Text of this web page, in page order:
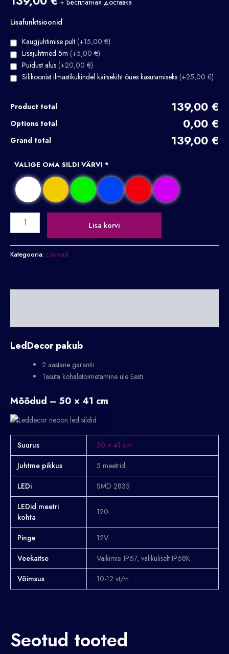
Lisafunktsioonid
Kaugjuhtimise pult (+15,00 €)
Lisajuhtmed 5m (+5,00 €)
Puidust alus (+20,00 €)
Silikoonist ilmastikukindel kaitsekiht õues kasutamiseks (+25,00 €)
Product total 139,00 €
Options total 0,00 €
Grand total 139,00 €
VALIGE OMA SILDI VÄRVI *
Lisa korvi
Kategooria: Loomad
LedDecor pakub
2 aastane garantii
Tasuta kohaletoimetamine üle Eesti
Mõõdud – 50 × 41 cm
Suurus
50 × 41 cm
Juhtme pikkus
5 meetrid
LEDi
SMD 2835
LEDid meetri
kohta
120
Pinge
12V
Veekaitse
Vaikimisi IP67, valikuliselt IP68K
Võimsus
10-12 vt/m
Seotud tooted